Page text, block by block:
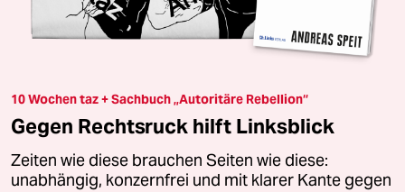
10 Wochen taz + Sachbuch „Autoritäre Rebellion“
Gegen Rechtsruck hilft Linksblick
Zeiten wie diese brauchen Seiten wie diese:
unabhängig, konzernfrei und mit klarer Kante gegen